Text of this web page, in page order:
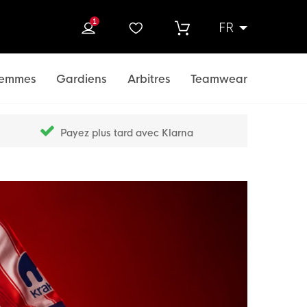
FR
1
Gardiens Arbitres Teamwear
Payez plus tard avec Klarna